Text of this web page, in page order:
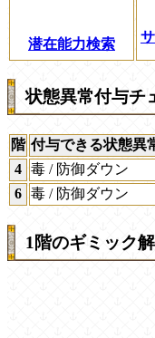
潜在能力検索
状態異常付与チ
階 付与できる状態異
4 毒 / 防御ダウン
6 毒 / 防御ダウン
1階のギミック